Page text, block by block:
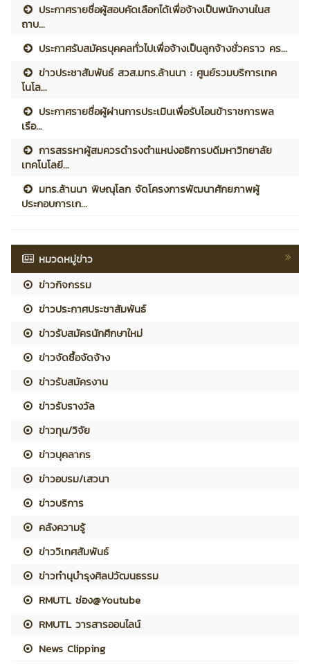
ประกาศรายชื่อผู้สอบคัดเลือกได้เพื่อจ้างเป็นพนักงานในส
ถาบ...
ประกาศรับสมัครบุคคลทั่วไปเพื่อจ้างเป็นลูกจ้างชั่วคราว คร...
ข่าวประชาสัมพันธ์ สวส.มทร.ล้านนา : ศูนย์รวมบริการเทค
โนโล...
ประกาศรายชื่อผู้ผ่านการประเมินเพื่อรับโอนข้าราชการพล
เรือ...
การสรรหาผู้สมควรดำรงตำแหน่งอธิการบดีมหาวิทยาลัย
เทคโนโลยี...
มทร.ล้านนา พิษณุโลก จัดโครงการพัฒนาศักยภาพผู้
ประกอบการเก...
หมวดหมู่ข่าว
ข่าวกิจกรรม
ข่าวประกาศประชาสัมพันธ์
ข่าวรับสมัครนักศึกษาใหม่
ข่าวจัดซื้อจัดจ้าง
ข่าวรับสมัครงาน
ข่าวรับรางวัล
ข่าวทุน/วิจัย
ข่าวบุคลากร
ข่าวอบรม/เสวนา
ข่าวบริการ
คลังความรู้
ข่าววิเทศสัมพันธ์
ข่าวทำนุบำรุงศิลปวัฒนธรรม
RMUTL ช่อง@Youtube
RMUTL วารสารออนไลน์
News Clipping